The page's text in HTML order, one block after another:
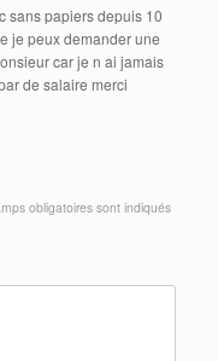
sans papiers depuis 10
je peux demander une
car je n ai jamais
de salaire merci
obligatoires sont indiqués